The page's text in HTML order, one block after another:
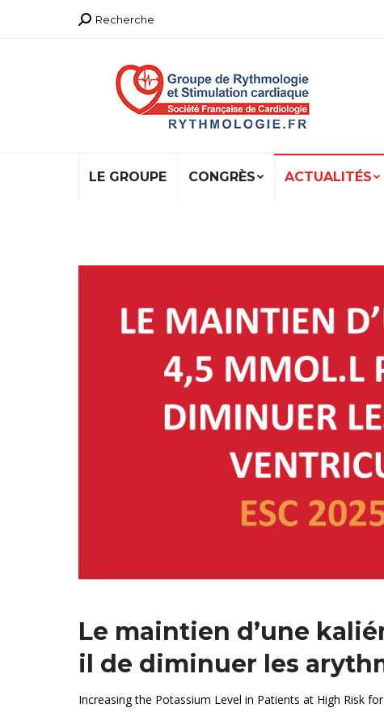
Recherche
Recherche
LE GROUPE CONGRÈS ACTUALITÉS
Le maintien d’une
il de diminuer les
Increasing the Potassium Level in Patients at High Risk